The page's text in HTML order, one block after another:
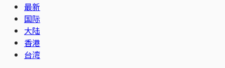
最新
国际
大陆
香港
台湾